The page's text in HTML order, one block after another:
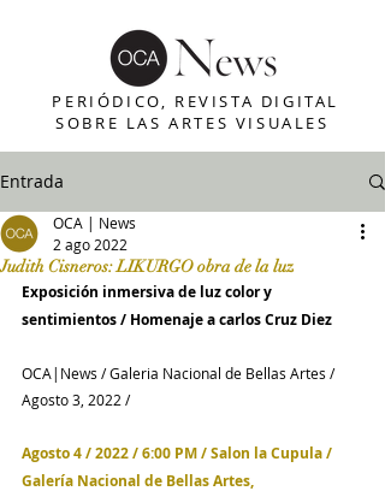
PERIÓDICO, REVISTA DIGITAL
SOBRE LAS ARTES VISUALES
Entrada
Judith Cisneros: LIKURGO obra de la luz
OCA | News
2 ago 2022
Exposición inmersiva de luz color y
sentimientos / Homenaje a carlos Cruz Diez
OCA|News / Galeria Nacional de Bellas Artes /
Agosto 3, 2022 /
Agosto 4 / 2022 / 6:00 PM / Salon la Cupula /
Galería Nacional de Bellas Artes,